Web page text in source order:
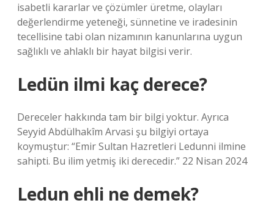
isabetli kararlar ve çözümler üretme, olayları
değerlendirme yeteneği, sünnetine ve iradesinin
tecellisine tabi olan nizamının kanunlarına uygun
sağlıklı ve ahlaklı bir hayat bilgisi verir.
Ledün ilmi kaç derece?
Dereceler hakkında tam bir bilgi yoktur. Ayrıca
Seyyid Abdülhakîm Arvasi şu bilgiyi ortaya
koymuştur: “Emir Sultan Hazretleri Ledunni ilmine
sahipti. Bu ilim yetmiş iki derecedir.” 22 Nisan 2024
Ledun ehli ne demek?